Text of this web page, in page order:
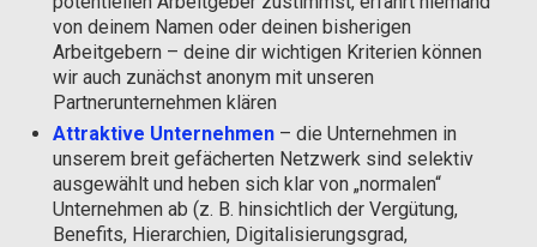
von deinem Namen oder deinen bisherigen
Arbeitgebern – deine dir wichtigen Kriterien können
wir auch zunächst anonym mit unseren
Partnerunternehmen klären
Attraktive Unternehmen – die Unternehmen in
unserem breit gefächerten Netzwerk sind selektiv
ausgewählt und heben sich klar von „normalen“
Unternehmen ab (z. B. hinsichtlich der Vergütung,
Benefits, Hierarchien, Digitalisierungsgrad,